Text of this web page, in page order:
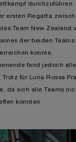
durchzuführen.
ersten Regatta
Team New Zealand
der beiden
konnte.
fand jedoch
Trotz für Luna Rossa
da sich alle Teams
konnten.